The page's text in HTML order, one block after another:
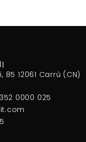
85 12061 Carrù (CN)
0000 025